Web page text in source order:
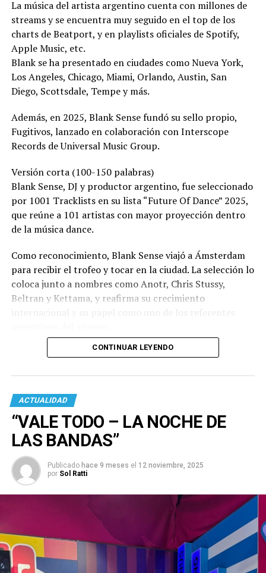
La música del artista argentino cuenta con millones de
streams y se encuentra muy seguido en el top de los
charts de Beatport, y en playlists oficiales de Spotify,
Apple Music, etc.
Blank se ha presentado en ciudades como Nueva York,
Los Angeles, Chicago, Miami, Orlando, Austin, San
Diego, Scottsdale, Tempe y más.
Además, en 2025, Blank Sense fundó su sello propio,
Fugitivos, lanzado en colaboración con Interscope
Records de Universal Music Group.
Versión corta (100-150 palabras)
Blank Sense, DJ y productor argentino, fue seleccionado
por 1001 Tracklists en su lista “Future Of Dance” 2025,
que reúne a 101 artistas con mayor proyección dentro
de la música dance.
Como reconocimiento, Blank Sense viajó a Ámsterdam
para recibir el trofeo y tocar en la ciudad. La selección lo
coloca junto a nombres como Anotr, Chris Stussy,
Beltran y Kettama, y reafirma su crecimiento
CONTINUAR LEYENDO
ACTUALIDAD
“VALE TODO – LA NOCHE DE
LAS BANDAS”
Publicado hace 9 meses el 12 noviembre, 2025
por Sol Ratti